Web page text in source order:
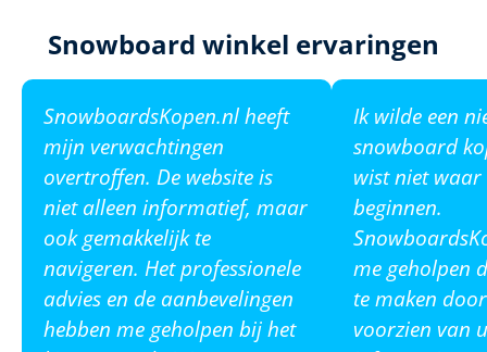
Snowboard winkel ervaringen
SnowboardsKopen.nl heeft
mijn verwachtingen
overtroffen. De website is
niet alleen informatief, maar
ook gemakkelijk te
navigeren. Het professionele
advies en de aanbevelingen
hebben me geholpen bij het
Ik wilde een
snowboard
wist niet waar
beginnen.
me geholpen
te maken
voorzien van